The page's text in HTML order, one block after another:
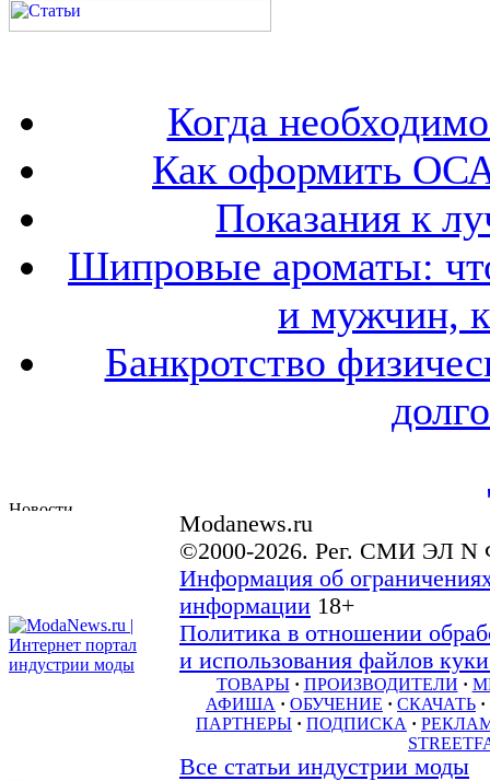
Когда
Как оформить
Показания к
Шипровые ароматы:
и мужчин,
Банкротство
Modanews.ru
©2000-2026. Рег. СМИ ЭЛ N
Информация об
информации 18+
Политика в отношении
и использования файлов
ТОВАРЫ · ПРОИЗВОДИТЕЛИ ·
АФИША · ОБУЧЕНИЕ · СКАЧАТЬ ·
ПАРТНЕРЫ · ПОДПИСКА ·
Все статьи индустрии моды